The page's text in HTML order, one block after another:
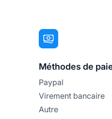
Méthodes de
Paypal
Virement bancaire
Autre